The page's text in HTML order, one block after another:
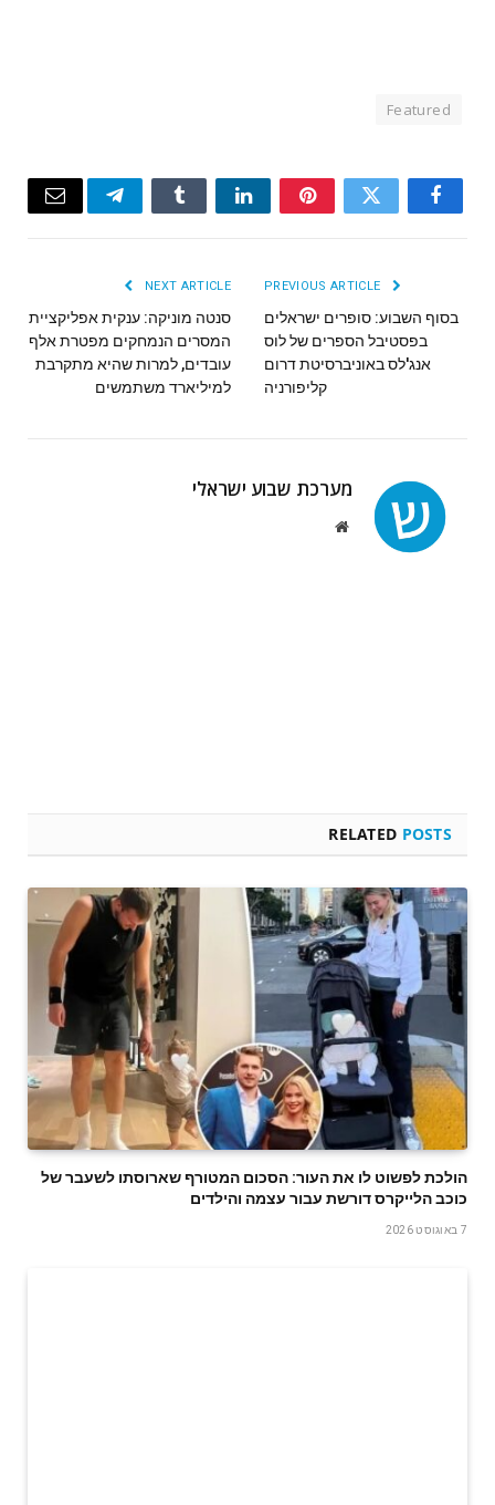
Featured
Facebook
Twitter
Pinterest
LinkedIn
Tumblr
Telegram
Email
בסוף השבוע: סופרים ישראלים
בפסטיבל הספרים של לוס
אנג'לס באוניברסיטת דרום
קליפורניה
NEXT ARTICLE
סנטה מוניקה: ענקית אפליקציית
המסרים הנמחקים מפטרת אלף
עובדים, למרות שהיא מתקרבת
למיליארד משתמשים
מערכת שבוע ישראלי
Website
RELATED POSTS
הולכת לפשוט לו את העור: הסכום המטורף שארוסתו לשעבר של
כוכב הלייקרס דורשת עבור עצמה והילדים
7 באוגוסט 2026